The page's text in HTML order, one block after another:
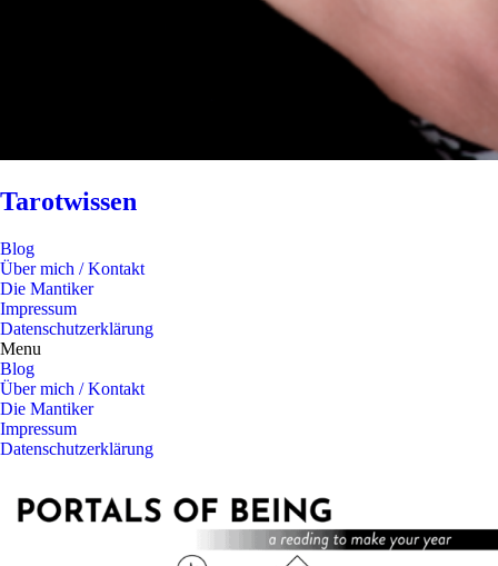
Tarotwissen
Blog
Über mich / Kontakt
Die Mantiker
Impressum
Datenschutzerklärung
Menu
Blog
Über mich / Kontakt
Die Mantiker
Impressum
Datenschutzerklärung